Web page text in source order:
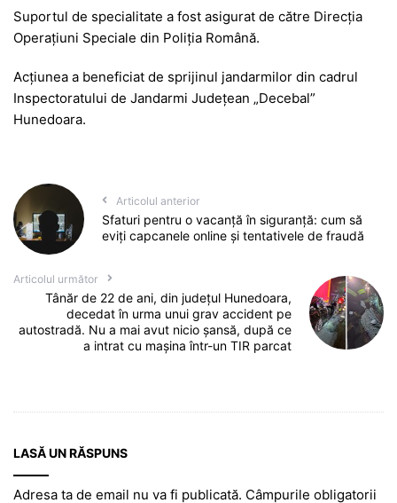
Suportul de specialitate a fost asigurat de către Direcția
Operațiuni Speciale din Poliția Română.
Acțiunea a beneficiat de sprijinul jandarmilor din cadrul
Inspectoratului de Jandarmi Județean „Decebal”
Hunedoara.
Articolul anterior
Sfaturi pentru o vacanță în siguranță: cum să
eviți capcanele online și tentativele de fraudă
Articolul următor
Tânăr de 22 de ani, din județul Hunedoara,
decedat în urma unui grav accident pe
autostradă. Nu a mai avut nicio șansă, după ce
a intrat cu mașina într-un TIR parcat
LASĂ UN RĂSPUNS
Adresa ta de email nu va fi publicată. Câmpurile obligatorii